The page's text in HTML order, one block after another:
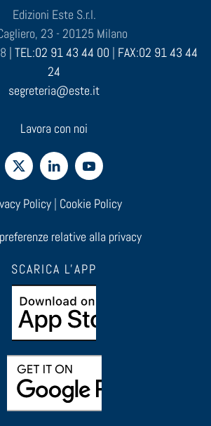
Edizioni Este S.r.l.
23 - 20125 Milano
| TEL:02 91 43 44 00 | FAX:02 91 43 44
24
segreteria@este.it
Lavora con noi
Policy| Cookie Policy
relative alla privacy
SCARICA L'APP